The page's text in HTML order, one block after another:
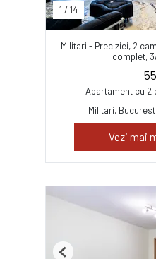
1 / 14
Militari - Preciziei, 2
complet,
Apartament cu 2
Militari, Bucuresti
Vezi mai